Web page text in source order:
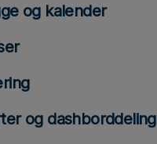
og kalender
og dashborddeling